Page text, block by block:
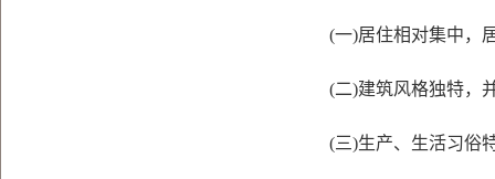
(一)居住相对集中，
(二)建筑风格独特，并
(三)生产、生活习俗特